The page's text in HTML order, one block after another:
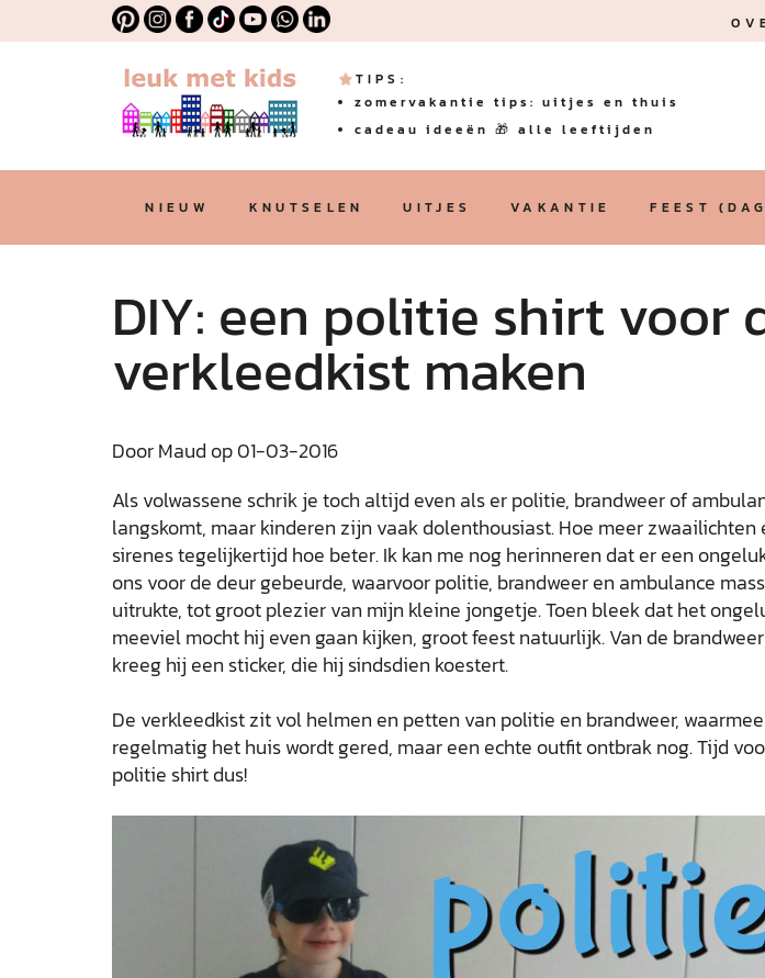
TIPS:
zomervakantie tips: uitjes en thuis
cadeau ideeën 🎁 alle leeftijden
NIEUW KNUTSELEN UITJES VAKANTIE FEEST
DIY: een politie shirt voor
verkleedkist maken
Door Maud op 01-03-2016
Als volwassene schrik je toch altijd even als er politie, brandweer of
langskomt, maar kinderen zijn vaak dolenthousiast. Hoe meer zwaailichten
sirenes tegelijkertijd hoe beter. Ik kan me nog herinneren dat er een
ons voor de deur gebeurde, waarvoor politie, brandweer en ambulance
uitrukte, tot groot plezier van mijn kleine jongetje. Toen bleek dat het
meeviel mocht hij even gaan kijken, groot feest natuurlijk. Van de brandweer
kreeg hij een sticker, die hij sindsdien koestert.
De verkleedkist zit vol helmen en petten van politie en brandweer, waarmee
regelmatig het huis wordt gered, maar een echte outfit ontbrak nog. Tijd
politie shirt dus!